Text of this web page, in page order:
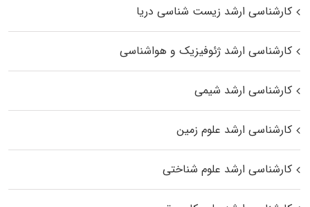
کارشناسی ارشد زیست‌ شناسی دریا
کارشناسی ارشد ژئوفیزیک و هواشناسی
کارشناسی ارشد شیمی
کارشناسی ارشد علوم زمین
کارشناسی ارشد علوم شناختی